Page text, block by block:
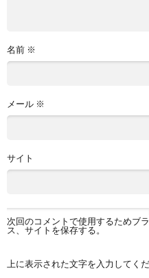
名前 ※
メール ※
サイト
次回のコメントで使用するためブ
ス、サイトを保存する。
上に表示された文字を入力してくだ